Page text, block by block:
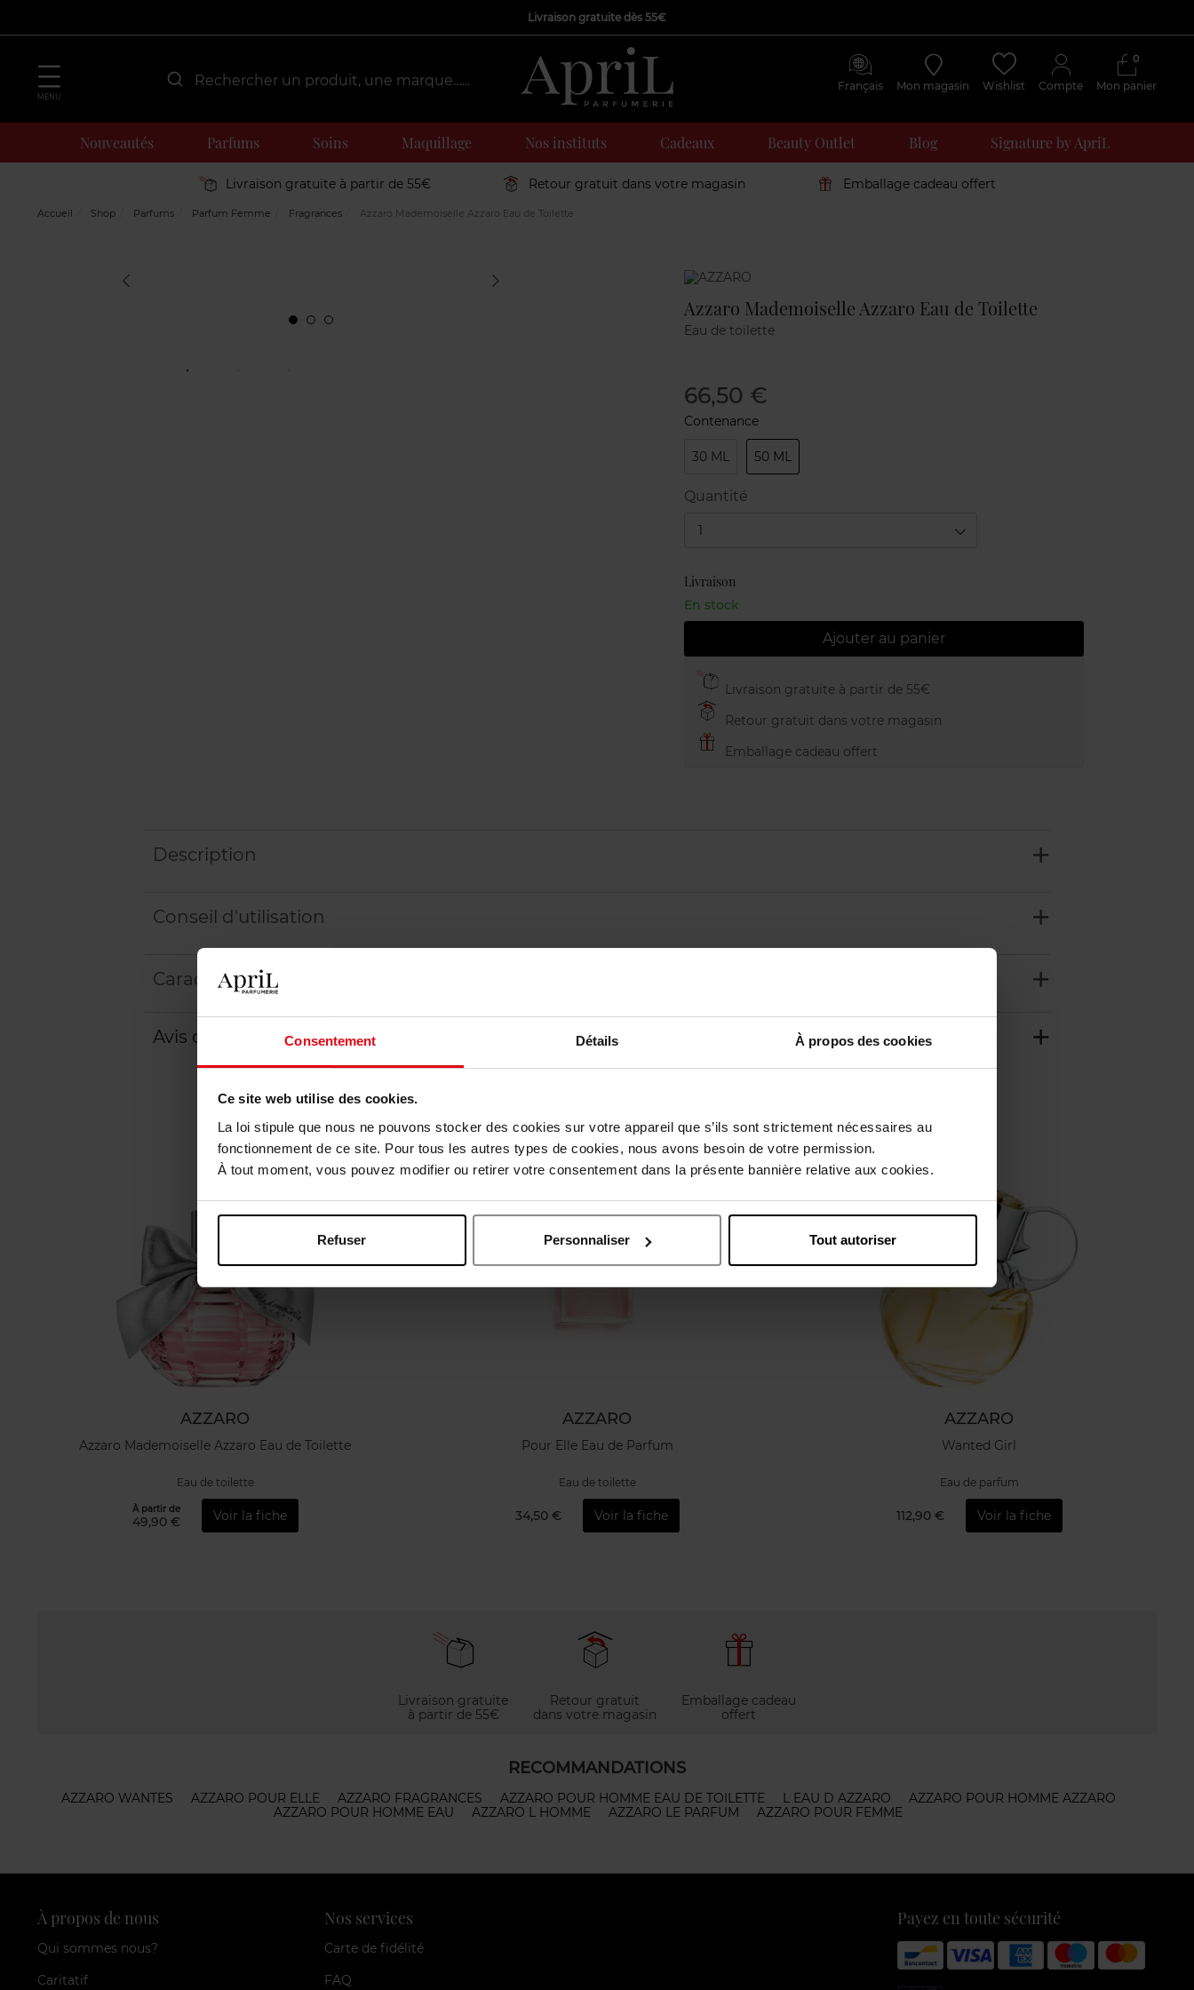
Consentement Détails À propos des cookies
Ce site web utilise des cookies.
La loi stipule que nous ne pouvons stocker des cookies sur votre appareil que s’ils sont strictement nécessaires au
fonctionnement de ce site. Pour tous les autres types de cookies, nous avons besoin de votre permission.
À tout moment, vous pouvez modifier ou retirer votre consentement dans la présente bannière relative aux cookies.
Refuser Personnaliser Tout autoriser
Livraison gratuite dès 55€
MENU
Français Mon magasin Wishlist Compte Mon panier
0
Nouveautés Parfums Soins Maquillage Nos instituts Cadeaux Beauty Outlet Blog Signature by ApriL
Livraison gratuite à partir de 55€ Retour gratuit dans votre magasin Emballage cadeau offert
Accueil Shop Parfums Parfum Femme Fragrances Azzaro Mademoiselle Azzaro Eau de Toilette
Marque
Azzaro Mademoiselle Azzaro Eau de Toilette
Eau de toilette
66,50 €
Contenance
30 ML 50 ML
Quantité
1
Livraison
En stock
Ajouter au panier
Livraison gratuite à partir de 55€
Retour gratuit dans votre magasin
Emballage cadeau offert
Description
Conseil d'utilisation
Caractéristiques
Avis client Politique relative aux avis des clients
AZZARO
Azzaro Mademoiselle Azzaro Eau de Toilette
Eau de toilette
À partir de
49,90 € Voir la fiche
AZZARO
Pour Elle Eau de Parfum
Eau de toilette
34,50 € Voir la fiche
AZZARO
Wanted Girl
Eau de parfum
112,90 € Voir la fiche
Livraison gratuite
à partir de 55€
Retour gratuit
dans votre magasin
Emballage cadeau
offert
RECOMMANDATIONS
AZZARO WANTES AZZARO POUR ELLE AZZARO FRAGRANCES AZZARO POUR HOMME EAU DE TOILETTE L EAU D AZZARO
AZZARO POUR HOMME AZZARO
AZZARO POUR HOMME EAU
AZZARO L HOMME AZZARO LE PARFUM AZZARO POUR FEMME
À propos de nous
Qui sommes nous?
Caritatif
Nos services
Carte de fidélité
FAQ
Payez en toute sécurité